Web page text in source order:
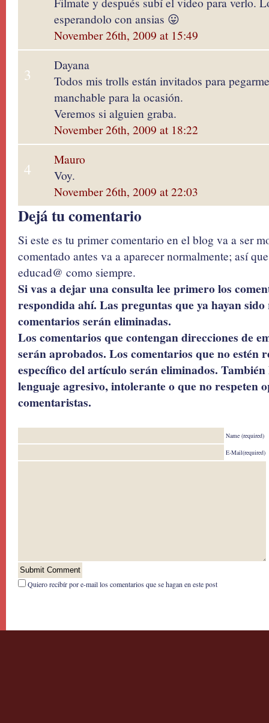
esperandolo con ansias 😛
November 26th, 2009 at 15:49
3
Dayana
Todos mis trolls están invitados para
manchable para la ocasión.
Veremos si alguien graba.
November 26th, 2009 at 18:22
4
Mauro
Voy.
November 26th, 2009 at 22:03
Dejá tu comentario
Si este es tu primer comentario en el blog va a ser
comentado antes va a aparecer normalmente; así
educad@ como siempre.
Si vas a dejar una consulta lee primero los
respondida ahí. Las preguntas que ya hayan
comentarios serán eliminadas.
Los comentarios que contengan direcciones de
serán aprobados. Los comentarios que no estén
específico del artículo serán eliminados.
lenguaje agresivo, intolerante o que no respeten
comentaristas.
Name (required)
E-Mail(required)
Quiero recibír por e-mail los comentarios que se hagan en este post